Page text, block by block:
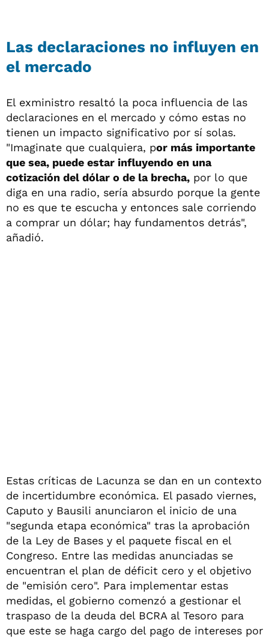
Las declaraciones no influyen en
el mercado
El exministro resaltó la poca influencia de las
declaraciones en el mercado y cómo estas no
tienen un impacto significativo por sí solas.
"Imaginate que cualquiera, por más importante
que sea, puede estar influyendo en una
cotización del dólar o de la brecha, por lo que
diga en una radio, sería absurdo porque la gente
no es que te escucha y entonces sale corriendo
a comprar un dólar; hay fundamentos detrás",
añadió.
Estas críticas de Lacunza se dan en un contexto
de incertidumbre económica. El pasado viernes,
Caputo y Bausili anunciaron el inicio de una
"segunda etapa económica" tras la aprobación
de la Ley de Bases y el paquete fiscal en el
Congreso. Entre las medidas anunciadas se
encuentran el plan de déficit cero y el objetivo
de "emisión cero". Para implementar estas
medidas, el gobierno comenzó a gestionar el
traspaso de la deuda del BCRA al Tesoro para
que este se haga cargo del pago de intereses por